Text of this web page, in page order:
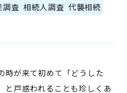
調査 相続人調査 代襲相続
時が来て初めて「どうした
と戸惑われることも珍しくあ